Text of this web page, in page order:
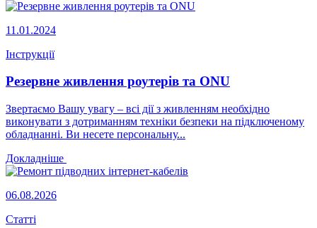
11.01.2024
Інструкції
Резервне живлення роутерів та ONU
Звертаємо Вашу увагу – всі дії з живленням необхідно
виконувати з дотриманням техніки безпеки на підключеному
обладнанні. Ви несете персональну...
Докладніше
06.08.2026
Статті